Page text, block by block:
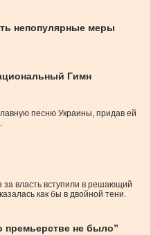
непопулярные меры
Гимн
песню Украины, придав ей
власть вступили в решающий
как бы в двойной тени.
премьерстве не было”